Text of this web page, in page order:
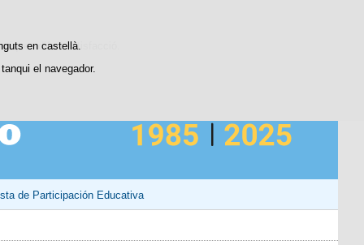
d'ús i satisfacció.
en castellà.
el navegador.
de Participación Educativa